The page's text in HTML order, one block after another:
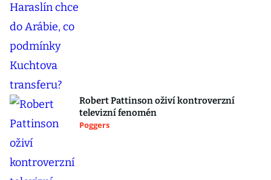
Robert Pattinson oživí kontroverzní
televizní fenomén
Poggers